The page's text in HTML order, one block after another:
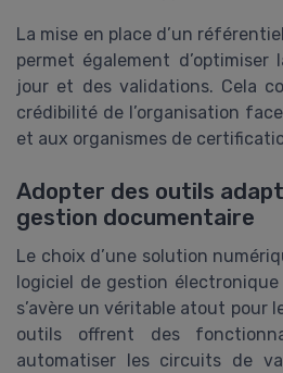
La mise en place d’un
permet également d’optimiser
jour et des validations. Cela
crédibilité de l’organisation
et aux organismes de
Adopter des outils
gestion documentaire
Le choix d’une solution
logiciel de gestion électronique
s’avère un véritable atout pour
outils offrent des
automatiser les circuits de